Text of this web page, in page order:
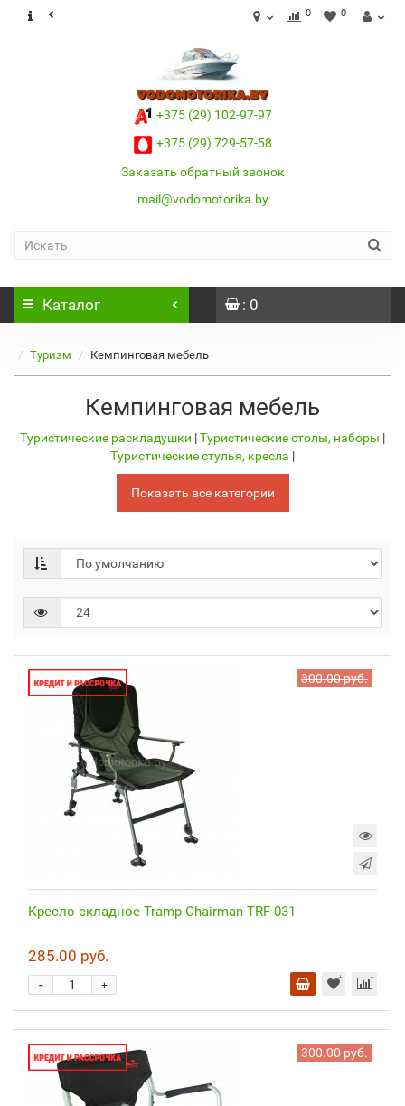
0 0
+375 (29) 102-97-97
+375 (29) 729-57-58
Заказать обратный звонок
mail@vodomotorika.by
Каталог : 0
Туризм Кемпинговая мебель
Кемпинговая мебель
Туристические раскладушки |Туристические столы, наборы |
Туристические стулья, кресла |
Показать все категории
300.00 руб.
Кресло складное Tramp Chairman TRF-031
285.00 руб.
+
-
300.00 руб.